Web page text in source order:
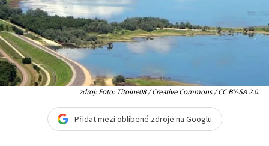
zdroj: Foto: Titoine08 / Creative Commons / CC BY-SA 2.0.
Přidat mezi oblíbené zdroje na Googlu